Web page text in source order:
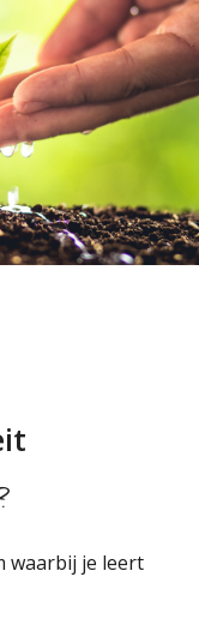
waarbij je leert